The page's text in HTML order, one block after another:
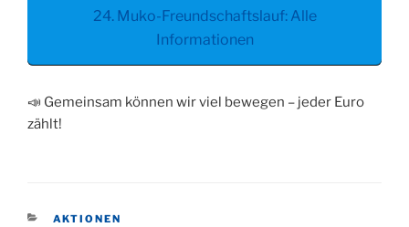
24. Muko-Freundschaftslauf: Alle
Informationen
📣 Gemeinsam können wir viel bewegen – jeder Euro
zählt!
KATEGORIEN
AKTIONEN